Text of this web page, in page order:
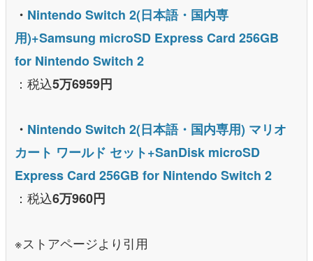
・ Nintendo Switch 2(日本語・国内専
用)+Samsung microSD Express Card 256GB
for Nintendo Switch 2
：税込5万6959円
・ Nintendo Switch 2(日本語・国内専用) マリオ
カート ワールド セット+SanDisk microSD
Express Card 256GB for Nintendo Switch 2
：税込6万960円
※ストアページより引用